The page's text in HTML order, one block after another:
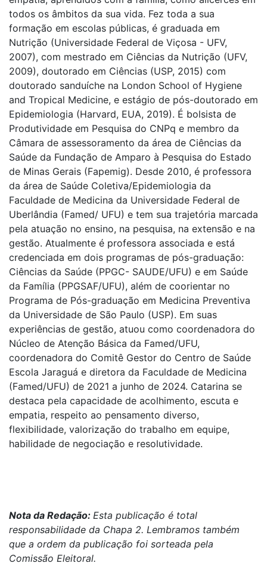
todos os âmbitos da sua vida. Fez toda a sua
formação em escolas públicas, é graduada em
Nutrição (Universidade Federal de Viçosa - UFV,
2007), com mestrado em Ciências da Nutrição (UFV,
2009), doutorado em Ciências (USP, 2015) com
doutorado sanduíche na London School of Hygiene
and Tropical Medicine, e estágio de pós-doutorado em
Epidemiologia (Harvard, EUA, 2019). É bolsista de
Produtividade em Pesquisa do CNPq e membro da
Câmara de assessoramento da área de Ciências da
Saúde da Fundação de Amparo à Pesquisa do Estado
de Minas Gerais (Fapemig). Desde 2010, é professora
da área de Saúde Coletiva/Epidemiologia da
Faculdade de Medicina da Universidade Federal de
Uberlândia (Famed/ UFU) e tem sua trajetória marcada
pela atuação no ensino, na pesquisa, na extensão e na
gestão. Atualmente é professora associada e está
credenciada em dois programas de pós-graduação:
Ciências da Saúde (PPGC- SAUDE/UFU) e em Saúde
da Família (PPGSAF/UFU), além de coorientar no
Programa de Pós-graduação em Medicina Preventiva
da Universidade de São Paulo (USP). Em suas
experiências de gestão, atuou como coordenadora do
Núcleo de Atenção Básica da Famed/UFU,
coordenadora do Comitê Gestor do Centro de Saúde
Escola Jaraguá e diretora da Faculdade de Medicina
(Famed/UFU) de 2021 a junho de 2024. Catarina se
destaca pela capacidade de acolhimento, escuta e
empatia, respeito ao pensamento diverso,
flexibilidade, valorização do trabalho em equipe,
habilidade de negociação e resolutividade.
Nota da Redação: Esta publicação é total
responsabilidade da Chapa 2. Lembramos também
que a ordem da publicação foi sorteada pela
Comissão Eleitoral.